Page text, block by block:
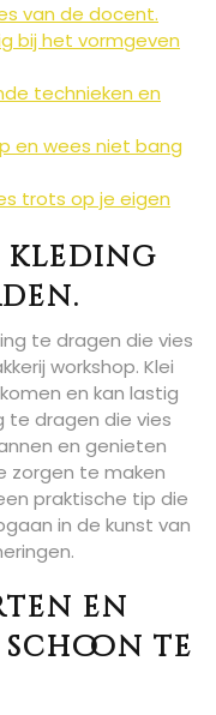
van de docent.
bij het vormgeven
technieken en
en wees niet bang
trots op je eigen
kleding
te dragen die vies
workshop. Klei
en kan lastig
te dragen die vies
en genieten
zorgen te maken
praktische tip die
in de kunst van
en
te